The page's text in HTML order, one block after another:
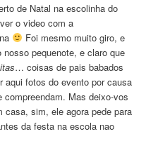
de Natal na escolinha do
o video com a
Foi mesmo muito giro, e
pequenote, e claro que
… coisas de pais babados
aqui fotos do evento por causa
Mas deixo-vos
sim, ele agora pede para
da festa na escola nao